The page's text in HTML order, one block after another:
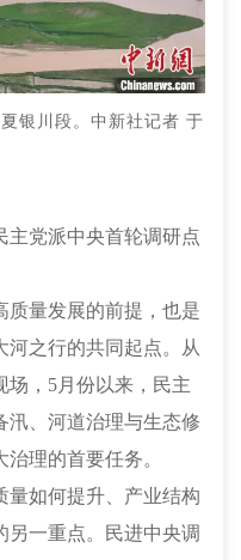
银川段。中新社记者 于
主党派中央首轮调研点
质量发展的前提，也是
河之行的共同起点。从
， 5月份以来，民主
汛、河道治理与生态修
理的首要任务。
量如何提升、产业结构
另一重点。民进中央调